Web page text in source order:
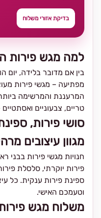
למה מגש פירות
בין אם מדובר בלידה, יום
מפתיעה – מגשי פירות
המרעננת והמרשימה
טריים, צבעוניים
סושי פירות,
מגוון עיצובים
חנויות מגשי פירות בבני
פירות יוקרתי, סלסלת
ספינת פירות ענקית. כל
וטעמכם האישי.
משלוח מגש
בדיקת אזורי משלוח